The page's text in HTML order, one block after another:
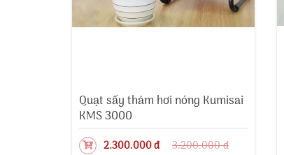
Quạt sấy thảm hơi nóng Kumisai
KMS 3000
2.300.000 đ 3.200.000 đ